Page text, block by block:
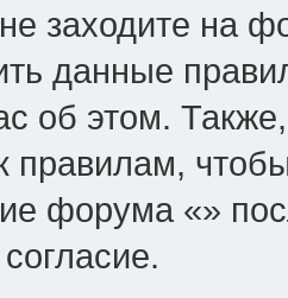
заходите на
данные
об этом.
правилам,
форума «»